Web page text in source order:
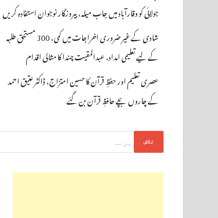
جولائی کو وقارآباد میں جاب میلہ، بیروزگار نوجوان استفادہ کریں
شادی کے غیر ضروری اخراجات میں کمی، 300 مستحق طلبہ
کے لیے تعلیمی امداد، عبدالمقیت چندا کا مثالی اقدام
عصری تعلیم اور حفظِ قرآن کا حسین امتزاج، ڈاکٹر عتیق احمد
کے چاروں بچے حافظِ قرآن بن گئے